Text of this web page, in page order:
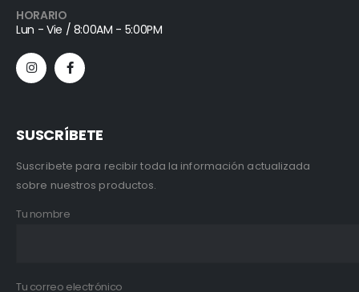
HORARIO
Lun - Vie / 8:00AM - 5:00PM
SUSCRÍBETE
Suscribete para recibir toda la información actualizada
sobre nuestros productos.
Tu nombre
Tu correo electrónico